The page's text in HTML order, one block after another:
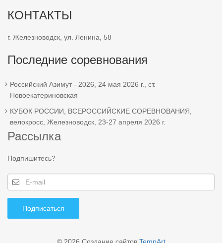
КОНТАКТЫ
г. Железноводск, ул. Ленина, 58
Последние соревнования
Российский Азимут - 2026, 24 мая 2026 г., ст.
Новоекатериновская
КУБОК РОССИИ, ВСЕРОССИЙСКИЕ СОРЕВНОВАНИЯ,
велокросс, Железноводск, 23-27 апреля 2026 г.
Рассылка
Подпишитесь?
Подписаться